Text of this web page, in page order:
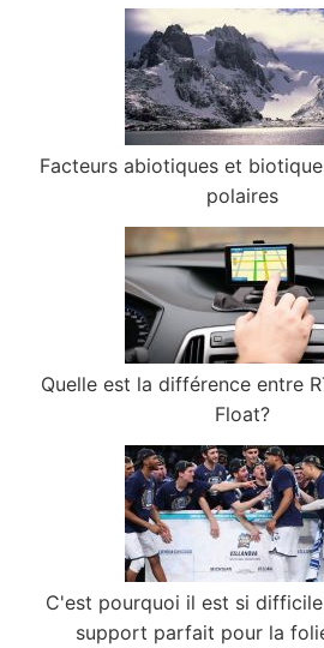
Facteurs abiotiques et
polaires
Quelle est la différence entre
Float?
C'est pourquoi il est si
support parfait pour la